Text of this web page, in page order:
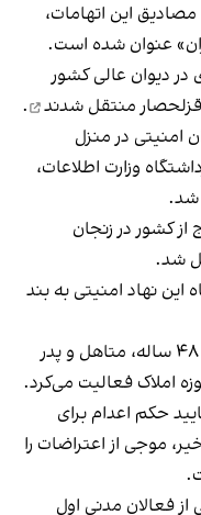
این اتهامات،
عنوان شده است.
اعدام این زندانیان سیاسی ۱۹ دی‌ در دیوان عالی کشور
منتقل شدند
.
ماموران امنیتی در منزل
وزارت اطلاعات،
هنگام خروج از کشور در زنجان
این نهاد امنیتی به بند
احسانی ۶۴ سال سن دارد. حسنی نیز ۴۸ ساله، متاهل و پدر
املاک فعالیت می‌کرد.
حکم اعدام برای
موجی از اعتراضات را
از فعالان مدنی اول